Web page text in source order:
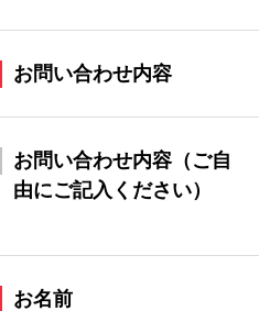
お問い合わせ内容
お問い合わせ内容（ご自
由にご記入ください）
お名前